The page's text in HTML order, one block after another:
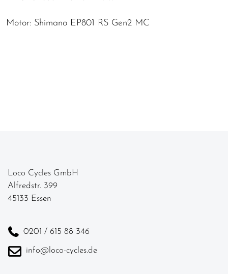
Motor: Shimano EP801 RS Gen2 MC
Loco Cycles GmbH
Alfredstr. 399
45133 Essen
0201 / 615 88 346
info@loco-cycles.de